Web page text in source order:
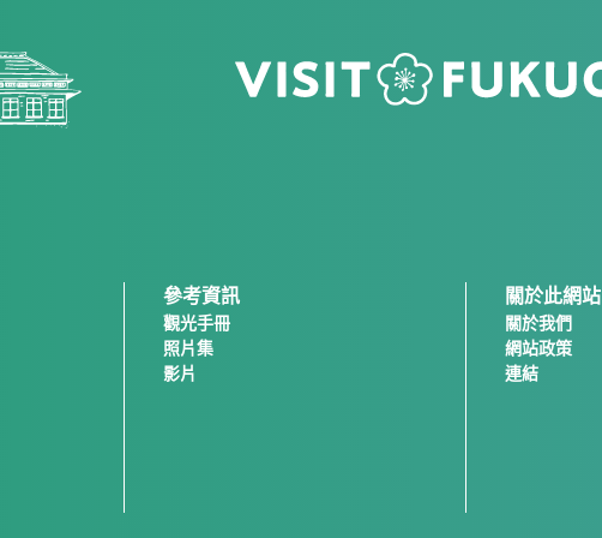
參考資訊
觀光手冊
照片集
影片
關於此網站
關於我們
網站政策
連結